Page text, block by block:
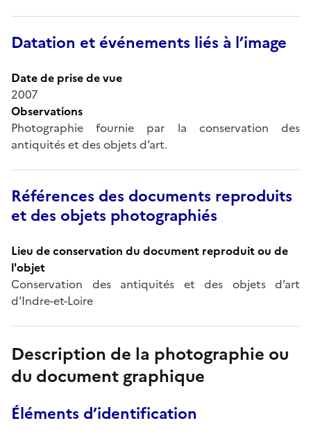
Datation et événements liés à l’image
Date de prise de vue
2007
Observations
Photographie fournie par la conservation des
antiquités et des objets d’art.
Références des documents reproduits
et des objets photographiés
Lieu de conservation du document reproduit ou de
l'objet
Conservation des antiquités et des objets d’art
d'Indre-et-Loire
Description de la photographie ou
du document graphique
Éléments d’identification